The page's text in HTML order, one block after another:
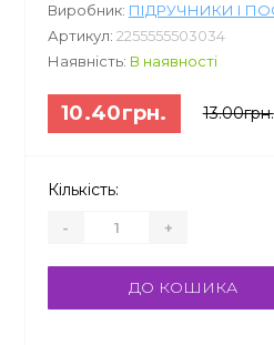
Виробник: ПІДРУЧНИКИ І
Артикул: 2255555503034
Наявність: В наявності
10.40грн. 13.00грн.
Кількість:
- +
ДО КОШИКА